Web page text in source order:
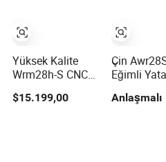
Yüksek Kalite
Wrm28h-S CNC
Yatay Torna
Elmas Kesim
$15.199,00
Çin
Eğimli
Jant
Anlaşmalı